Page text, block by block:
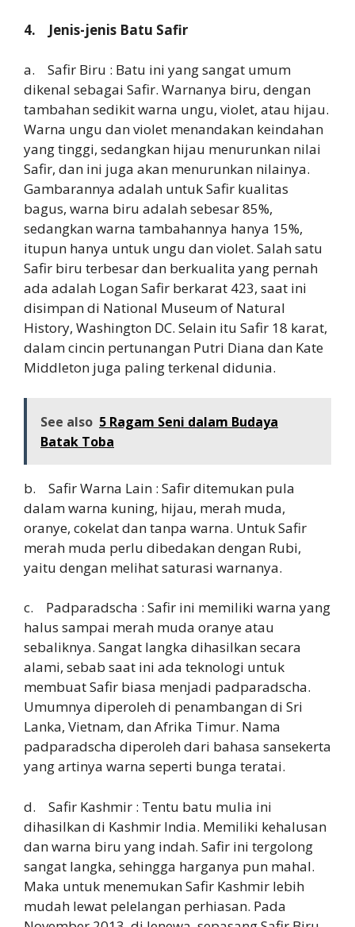
4. Jenis-jenis Batu Safir
a. Safir Biru : Batu ini yang sangat umum
dikenal sebagai Safir. Warnanya biru, dengan
tambahan sedikit warna ungu, violet, atau hijau.
Warna ungu dan violet menandakan keindahan
yang tinggi, sedangkan hijau menurunkan nilai
Safir, dan ini juga akan menurunkan nilainya.
Gambarannya adalah untuk Safir kualitas
bagus, warna biru adalah sebesar 85%,
sedangkan warna tambahannya hanya 15%,
itupun hanya untuk ungu dan violet. Salah satu
Safir biru terbesar dan berkualita yang pernah
ada adalah Logan Safir berkarat 423, saat ini
disimpan di National Museum of Natural
History, Washington DC. Selain itu Safir 18 karat,
dalam cincin pertunangan Putri Diana dan Kate
Middleton juga paling terkenal didunia.
See also 5 Ragam Seni dalam Budaya
Batak Toba
b. Safir Warna Lain : Safir ditemukan pula
dalam warna kuning, hijau, merah muda,
oranye, cokelat dan tanpa warna. Untuk Safir
merah muda perlu dibedakan dengan Rubi,
yaitu dengan melihat saturasi warnanya.
c. Padparadscha : Safir ini memiliki warna yang
halus sampai merah muda oranye atau
sebaliknya. Sangat langka dihasilkan secara
alami, sebab saat ini ada teknologi untuk
membuat Safir biasa menjadi padparadscha.
Umumnya diperoleh di penambangan di Sri
Lanka, Vietnam, dan Afrika Timur. Nama
padparadscha diperoleh dari bahasa sansekerta
yang artinya warna seperti bunga teratai.
d. Safir Kashmir : Tentu batu mulia ini
dihasilkan di Kashmir India. Memiliki kehalusan
dan warna biru yang indah. Safir ini tergolong
sangat langka, sehingga harganya pun mahal.
Maka untuk menemukan Safir Kashmir lebih
mudah lewat pelelangan perhiasan. Pada